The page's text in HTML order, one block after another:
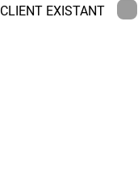
CLIENT EXISTANT